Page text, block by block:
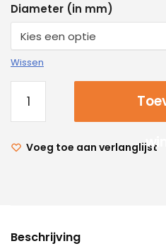
Diameter (in mm)
Wissen
Voeg toe aan verlanglijst
Beschrijving